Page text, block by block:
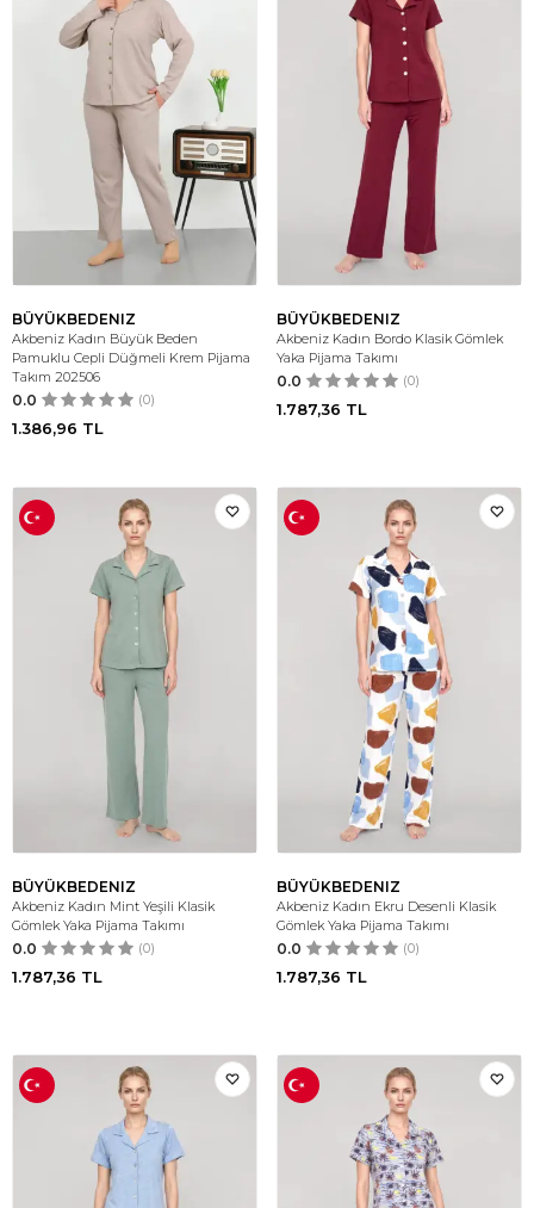
BÜYÜKBEDENIZ
Akbeniz Kadın Büyük Beden
Pamuklu Cepli Düğmeli Krem Pijama
Takım 202506
0.0 (0)
1.386,96 TL
BÜYÜKBEDENIZ
Akbeniz Kadın Bordo Klasik Gömlek
Yaka Pijama Takımı
0.0 (0)
1.787,36 TL
BÜYÜKBEDENIZ
Akbeniz Kadın Mint Yeşili Klasik
Gömlek Yaka Pijama Takımı
0.0 (0)
1.787,36 TL
BÜYÜKBEDENIZ
Akbeniz Kadın Ekru Desenli Klasik
Gömlek Yaka Pijama Takımı
0.0 (0)
1.787,36 TL